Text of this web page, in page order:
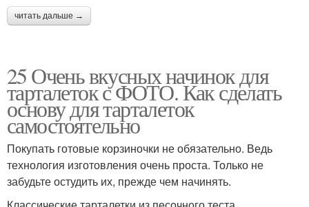
читать дальше →
25 Очень вкусных начинок для
тарталеток с ФОТО. Как сделать
основу для тарталеток
самостоятельно
Покупать готовые корзиночки не обязательно. Ведь
технология изготовления очень проста. Только не
забудьте остудить их, прежде чем начинять.